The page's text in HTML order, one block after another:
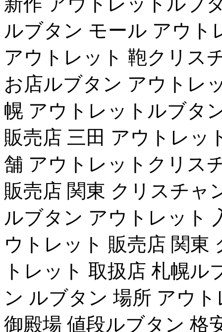
ルブタン モール アウ
アウトレット 鞄クリス
お店ルブタン アウトレ
幌 アウトレットルブタ
販売店 三田 アウトレッ
舗 アウトレットクリス
販売店 関東 クリスチャ
ルブタン アウトレット
ウトレット 販売店 関東
トレット 取扱店 札幌
ン ルブタン 場所 アウ
御殿場 値段ルブタン 格